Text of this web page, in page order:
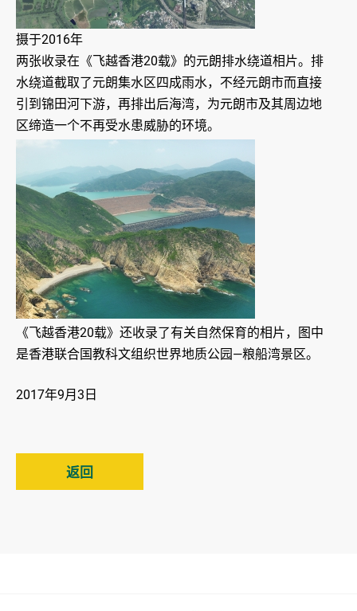
摄于2016年
两张收录在《飞越香港20载》的元朗排水绕道相片。排
水绕道截取了元朗集水区四成雨水，不经元朗市而直接
引到锦田河下游，再排出后海湾，为元朗市及其周边地
区缔造一个不再受水患威胁的环境。
《飞越香港20载》还收录了有关自然保育的相片，图中
是香港联合国教科文组织世界地质公园—粮船湾景区。
2017年9月3日
返回